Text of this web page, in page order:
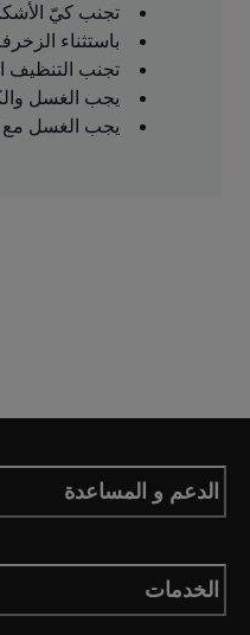
تجنب كيّ
باستثناء
تجنب التنظيف
يجب الغسل
يجب الغسل مع
الدعم و المساعدة
الخدمات